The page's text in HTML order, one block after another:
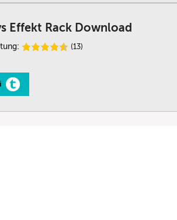
Effekt Rack Download
(13)